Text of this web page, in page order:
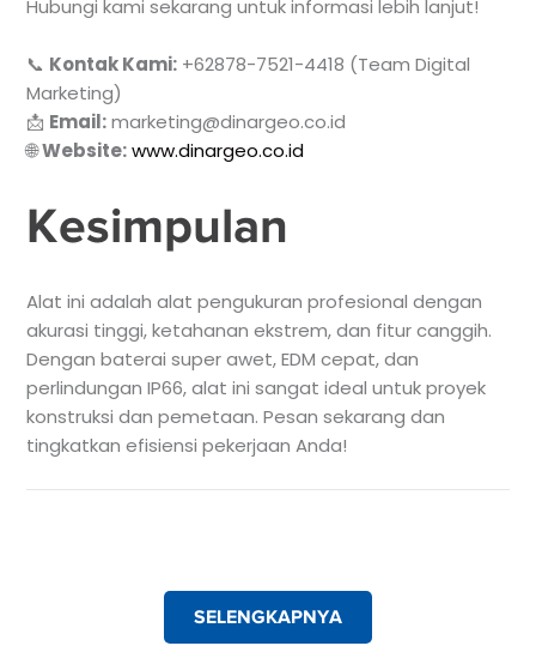
Hubungi kami sekarang untuk informasi lebih lanjut!
📞 Kontak Kami: +62878-7521-4418 (Team Digital
Marketing)
📩 Email:marketing@dinargeo.co.id
🌐Website: www.dinargeo.co.id
Kesimpulan
Alat ini adalah alat pengukuran profesional dengan
akurasi tinggi, ketahanan ekstrem, dan fitur canggih.
Dengan baterai super awet, EDM cepat, dan
perlindungan IP66, alat ini sangat ideal untuk proyek
konstruksi dan pemetaan. Pesan sekarang dan
tingkatkan efisiensi pekerjaan Anda!
SELENGKAPNYA